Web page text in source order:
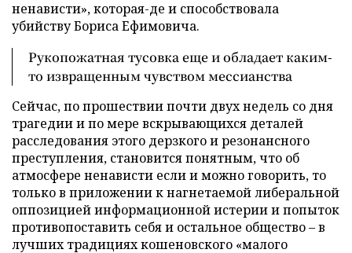
ненависти», которая-де и способствовала
убийству Бориса Ефимовича.
Рукопожатная тусовка еще и обладает каким-
то извращенным чувством мессианства
Сейчас, по прошествии почти двух недель со дня
трагедии и по мере вскрывающихся деталей
расследования этого дерзкого и резонансного
преступления, становится понятным, что об
атмосфере ненависти если и можно говорить, то
только в приложении к нагнетаемой либеральной
оппозицией информационной истерии и попыток
противопоставить себя и остальное общество – в
лучших традициях кошеновского «малого